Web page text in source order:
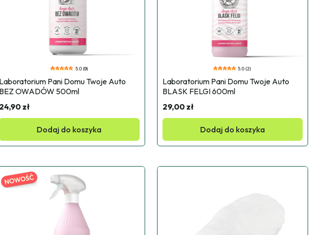
5.0 (9)
Laboratorium Pani Domu Twoje Auto
BEZ OWADÓW 500ml
24,90 zł
Dodaj do koszyka
5.0 (2)
Laboratorium Pani Domu Twoje Auto
BLASK FELGI 600ml
29,00 zł
Dodaj do koszyka